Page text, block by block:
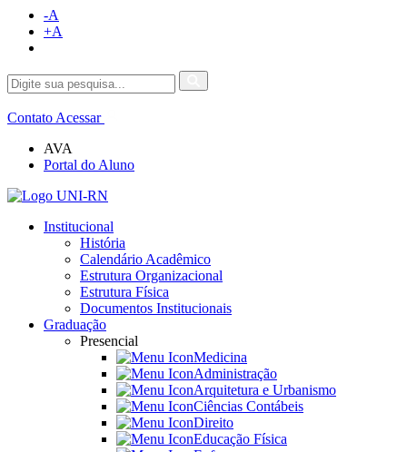
-A
+A
Contato Acessar
AVA
Portal do Aluno
Institucional
História
Calendário Acadêmico
Estrutura Organizacional
Estrutura Física
Documentos Institucionais
Graduação
Presencial
Medicina
Administração
Arquitetura e Urbanismo
Ciências Contábeis
Direito
Educação Física